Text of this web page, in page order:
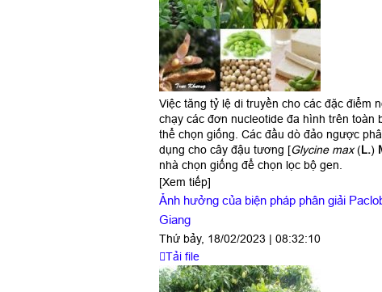
Việc tăng tỷ lệ di truyền cho các đặc điểm
chạy các đơn nucleotide đa hình trên toàn
thể chọn giống. Các đầu dò đảo ngược
dụng cho cây đậu tương [Glycine max(L.)
nhà chọn giống để chọn lọc bộ gen.
[Xem tiếp]
Ảnh hưởng của biện pháp phân giải
Giang
Thứ bảy, 18/02/2023 | 08:32:10
Tải file